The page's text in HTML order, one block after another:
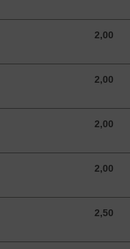
2,00
2,00 EUR
2,00
2,00 EUR
2,00
2,00 EUR
2,00
2,00 EUR
2,50
2,50 EUR